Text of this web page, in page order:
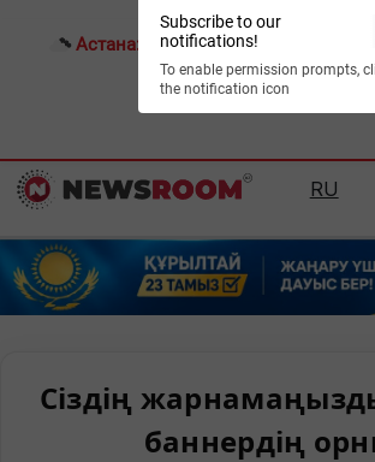
Subscribe to our
notifications!
To enable permission prompts,
the notification icon
Астана: 23°C Алматы:
RU
Сіздің
баннердің